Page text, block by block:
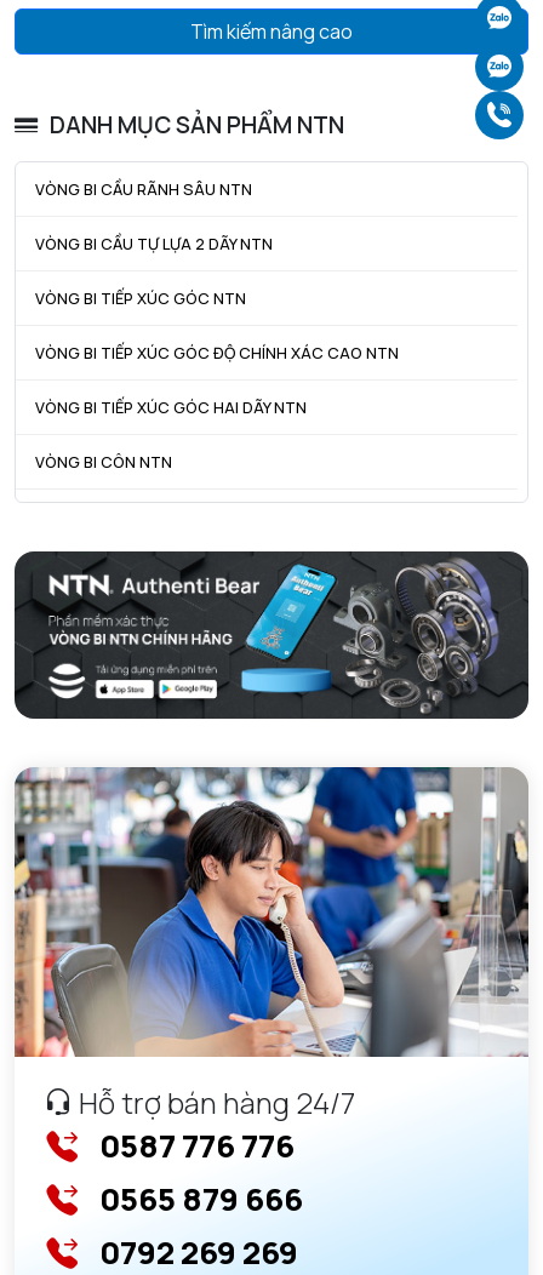
Tìm kiếm nâng cao
DANH MỤC SẢN PHẨM NTN
VÒNG BI CẦU RÃNH SÂU NTN
VÒNG BI CẦU TỰ LỰA 2 DÃY NTN
VÒNG BI TIẾP XÚC GÓC NTN
VÒNG BI TIẾP XÚC GÓC ĐỘ CHÍNH XÁC CAO NTN
VÒNG BI TIẾP XÚC GÓC HAI DÃY NTN
VÒNG BI CÔN NTN
VÒNG BI TANG TRỐNG CHẶN TRỤC NTN
VÒNG BI ĐŨA TRỤ NTN
VÒNG BI KIM NTN
VÒNG BI LĂN TRỤ ĐẨY NTN
GỐI ĐỠ NTN
GỐI ĐỠ 2 NỬA NTN
PHỤ KIỆN NTN
MÁY GIA NHIỆT NTN
Hỗ trợ bán hàng 24/7
0587 776 776
0565 879 666
0792 269 269